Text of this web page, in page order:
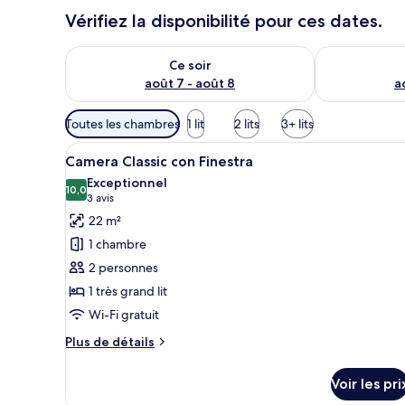
Vérifiez la disponibilité pour ces dates.
Ce soir
août 7 - août 8
Vérifier la disponibilité pour ce soir août 7 - août 8
Vérifier la
Filtres
disponibles
pour
les
chambres
Toutes les chambres 1 lit 2 lits 3+ lits
Afficher
toutes
les
photos
pour
ce
type
de
chambre :
Camera
Finestra
Camera Classic con Finestra
8
Camera Classic con Finestra
10,010,0 sur 10
Exceptionnel
3 avis
(3 avis)
22 m²
1 chambre
2 personnes
1 très grand lit
Wi-Fi gratuit
Plus de détails
Plus
Voir les